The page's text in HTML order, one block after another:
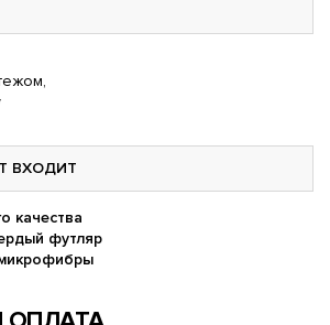
ВХОДИТ
качества
футляр